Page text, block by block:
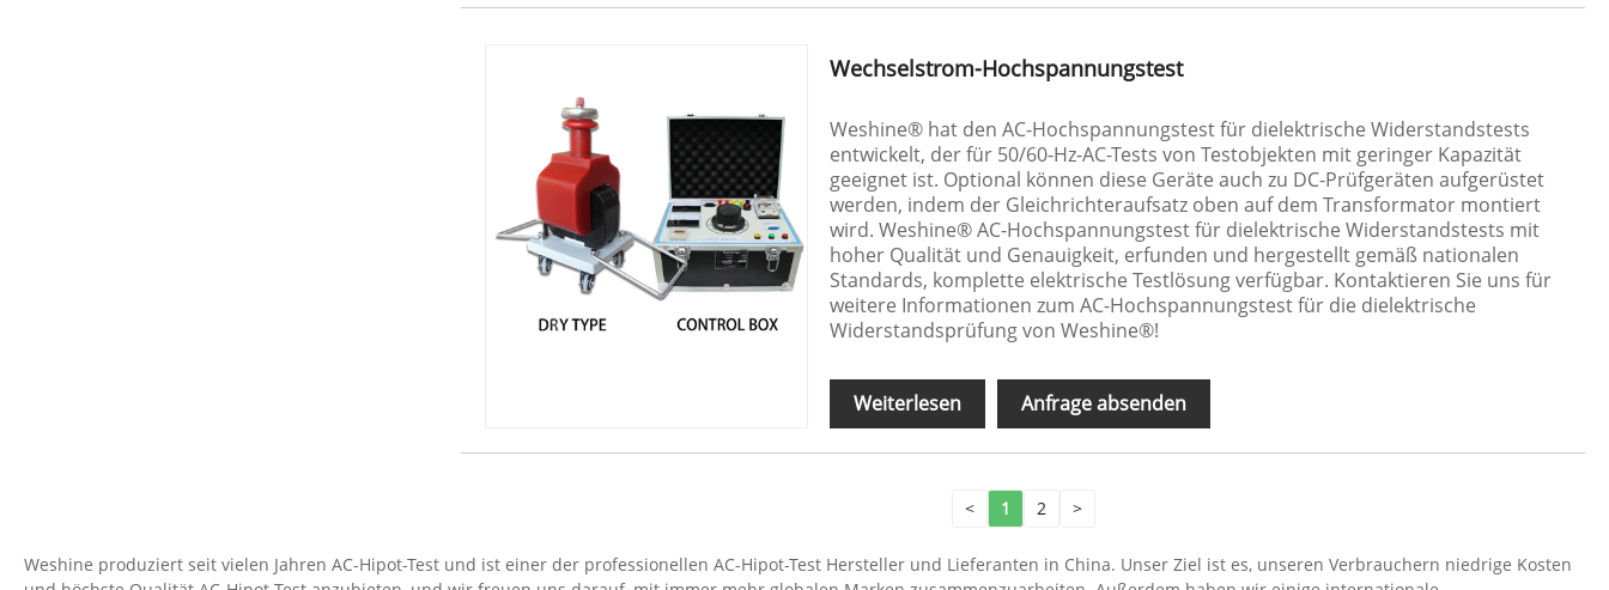
Wechselstrom-Hochspannungstest
Weshine® hat den AC-Hochspannungstest für dielektrische Widerstandstests
entwickelt, der für 50/60-Hz-AC-Tests von Testobjekten mit geringer Kapazität
geeignet ist. Optional können diese Geräte auch zu DC-Prüfgeräten aufgerüstet
werden, indem der Gleichrichteraufsatz oben auf dem Transformator montiert
wird. Weshine® AC-Hochspannungstest für dielektrische Widerstandstests mit
hoher Qualität und Genauigkeit, erfunden und hergestellt gemäß nationalen
Standards, komplette elektrische Testlösung verfügbar. Kontaktieren Sie uns für
weitere Informationen zum AC-Hochspannungstest für die dielektrische
Widerstandsprüfung von Weshine®!
Weiterlesen Anfrage absenden
< 1 2 >
Weshine produziert seit vielen Jahren AC-Hipot-Test und ist einer der professionellen AC-Hipot-Test Hersteller und Lieferanten in China. Unser Ziel ist es, unseren Verbrauchern niedrige Kosten